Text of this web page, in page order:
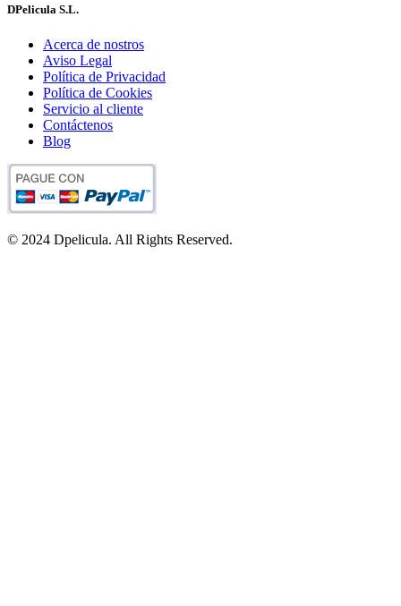
DPelicula S.L.
Acerca de nostros
Aviso Legal
Política de Privacidad
Política de Cookies
Servicio al cliente
Contáctenos
Blog
© 2024 Dpelicula. All Rights Reserved.